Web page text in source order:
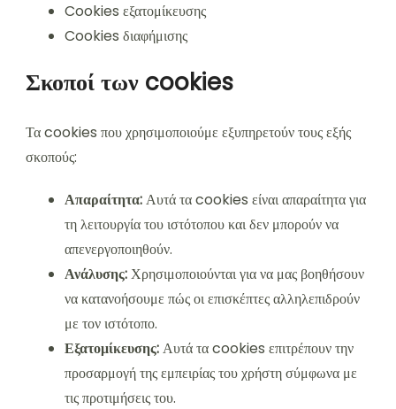
Cookies εξατομίκευσης
Cookies διαφήμισης
Σκοποί των cookies
Τα cookies που χρησιμοποιούμε εξυπηρετούν τους εξής
σκοπούς:
Απαραίτητα:Αυτά τα cookies είναι απαραίτητα για
τη λειτουργία του ιστότοπου και δεν μπορούν να
απενεργοποιηθούν.
Ανάλυσης:Χρησιμοποιούνται για να μας βοηθήσουν
να κατανοήσουμε πώς οι επισκέπτες αλληλεπιδρούν
με τον ιστότοπο.
Εξατομίκευσης:Αυτά τα cookies επιτρέπουν την
προσαρμογή της εμπειρίας του χρήστη σύμφωνα με
τις προτιμήσεις του.